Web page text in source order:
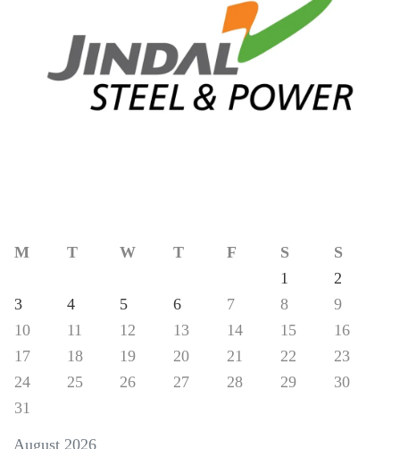
August 2026
M T W T F S
S
1
2
3
4 5 6 7 8
9
10
11 12 13 14 15
16
17
18 19 20 21 22
23
24
25 26 27 28 29
30
31